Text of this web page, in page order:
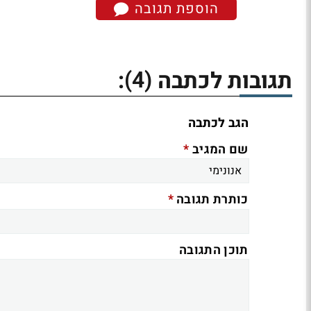
הוספת תגובה
תגובות לכתבה (4)
:
הגב לכתבה
שם המגיב*
כותרת תגובה*
תוכן התגובה